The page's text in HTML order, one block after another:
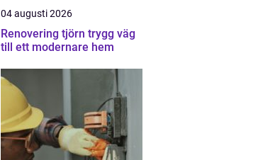
04 augusti 2026
Renovering tjörn trygg väg
till ett modernare hem